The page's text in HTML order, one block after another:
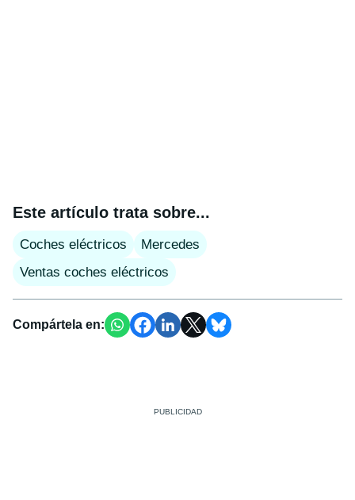
Este artículo trata sobre...
Coches eléctricos
Mercedes
Ventas coches eléctricos
Compártela en: